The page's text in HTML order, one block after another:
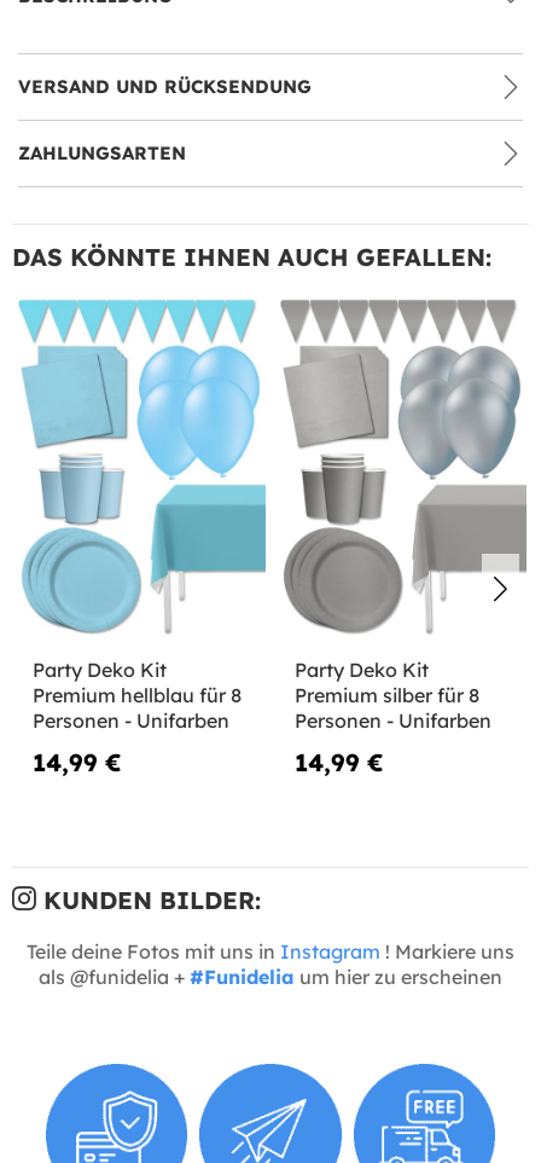
VERSAND UND RÜCKSENDUNG
ZAHLUNGSARTEN
DAS KÖNNTE IHNEN AUCH GEFALLEN:
Party Deko Kit
Premium hellblau für 8
Personen - Unifarben
14,99 €
Party Deko Kit
Premium silber für 8
Personen - Unifarben
14,99 €
KUNDEN BILDER:
Teile deine Fotos mit uns in Instagram ! Markiere uns
als @funidelia + #Funidelia um hier zu erscheinen